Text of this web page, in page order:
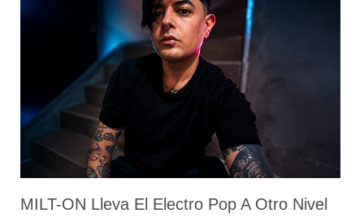
MILT-ON Lleva El Electro Pop A Otro Nivel